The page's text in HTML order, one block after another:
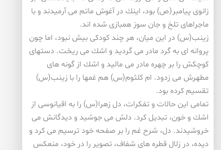
زانوی پیامبر(ص) بود، اینك در آغوش ماتم می آرمیدند و با
ماجراهای تلخ و جان سوز همبازی شده اند.
زینب(س) در این میان، هر چند كودكی بیش نبود، اما چون
پروانه ای به گرد مادر می گردید و اشك می ریخت. دستهای
كوچكش را بر چهره مادر می مالید و اشك از گونه های
مطهرش می زدود. ام كلثوم(س) هم غمها را با زینب(س)
تقسیم كرده بود.
تمامی این حالات و تفكرات، دل زهرا(س) را به اقیانوسی از
اشك و خون، تبدیل كرد. دلش می جوشید و دیدگانش می
خروشیدند. دل، شرح غم را بر صفحه خود ترسیم می كرد و
دیده، در زلال قطره های شفاف، تصویر را در خود، منعكس